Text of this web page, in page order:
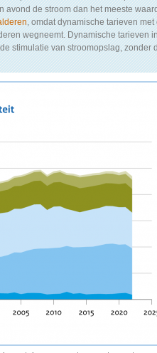
avond de stroom dan het meeste
, omdat dynamische tarieven
wegneemt. Dynamische tarieven
stimulatie van stroomopslag, zonder